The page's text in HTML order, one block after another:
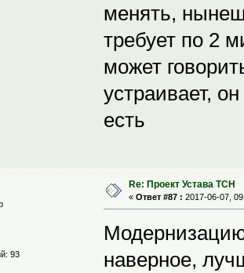
менять,
требует по 2
может
устраивает,
есть
93
Re: Проект Устава ТСН
« Ответ #87 : 2017-06-07,
наверное,